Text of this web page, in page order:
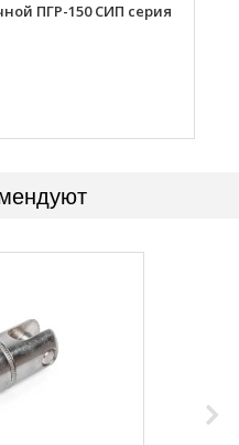
ПГР-150 СИП серия